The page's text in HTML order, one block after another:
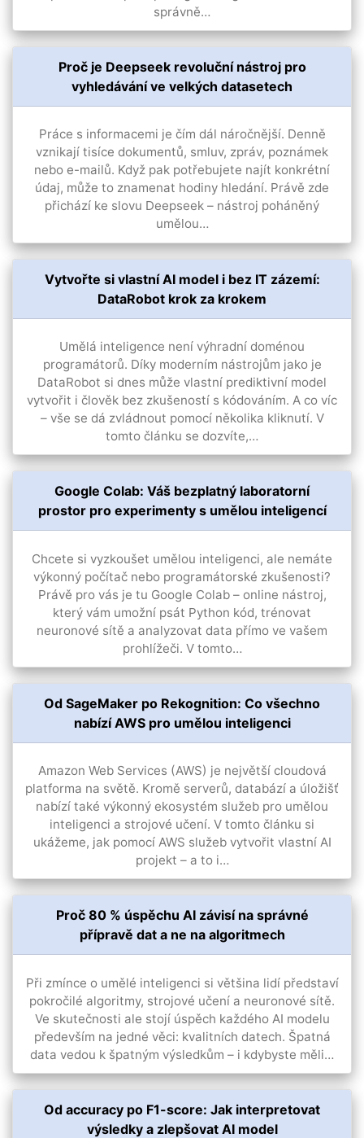
správně…
Proč je Deepseek revoluční nástroj pro
vyhledávání ve velkých datasetech
Práce s informacemi je čím dál náročnější. Denně
vznikají tisíce dokumentů, smluv, zpráv, poznámek
nebo e-mailů. Když pak potřebujete najít konkrétní
údaj, může to znamenat hodiny hledání. Právě zde
přichází ke slovu Deepseek – nástroj poháněný
umělou…
Vytvořte si vlastní AI model i bez IT zázemí:
DataRobot krok za krokem
Umělá inteligence není výhradní doménou
programátorů. Díky moderním nástrojům jako je
DataRobot si dnes může vlastní prediktivní model
vytvořit i člověk bez zkušeností s kódováním. A co víc
– vše se dá zvládnout pomocí několika kliknutí. V
tomto článku se dozvíte,…
Google Colab: Váš bezplatný laboratorní
prostor pro experimenty s umělou inteligencí
Chcete si vyzkoušet umělou inteligenci, ale nemáte
výkonný počítač nebo programátorské zkušenosti?
Právě pro vás je tu Google Colab – online nástroj,
který vám umožní psát Python kód, trénovat
neuronové sítě a analyzovat data přímo ve vašem
prohlížeči. V tomto…
Od SageMaker po Rekognition: Co všechno
nabízí AWS pro umělou inteligenci
Amazon Web Services (AWS) je největší cloudová
platforma na světě. Kromě serverů, databází a úložišť
nabízí také výkonný ekosystém služeb pro umělou
inteligenci a strojové učení. V tomto článku si
ukážeme, jak pomocí AWS služeb vytvořit vlastní AI
projekt – a to i…
Proč 80 % úspěchu AI závisí na správné
přípravě dat a ne na algoritmech
Při zmínce o umělé inteligenci si většina lidí představí
pokročilé algoritmy, strojové učení a neuronové sítě.
Ve skutečnosti ale stojí úspěch každého AI modelu
především na jedné věci: kvalitních datech. Špatná
data vedou k špatným výsledkům – i kdybyste měli…
Od accuracy po F1-score: Jak interpretovat
výsledky a zlepšovat AI model